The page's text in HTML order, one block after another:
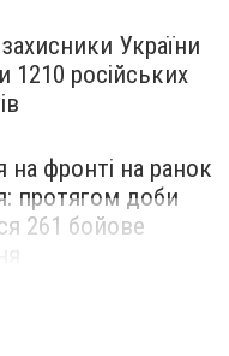
України
1210 російських
на фронті на ранок
протягом доби
261 бойове